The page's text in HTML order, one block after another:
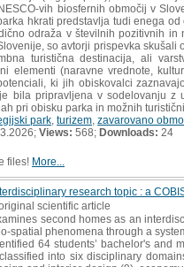
vih biosfernih območij v
hkrati predstavlja tudi enega
odraža v številnih pozitivnih
so avtorji prispevka
turistična destinacija, ali
elementi (naravne vrednote,
ki jih obiskovalci
bila pripravljena v sodelovanju
pri obisku parka in možnih
park turizem zavarovano
Views: 568; Downloads: 24
files! More...
research topic : a
original scientific article
second homes as an
spatial phenomena through a
64 students’ bachelor's and
into six disciplinary